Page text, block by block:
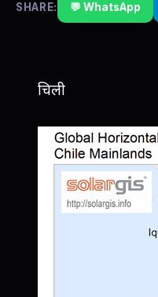
SHARE: 💬 WhatsApp
चिली